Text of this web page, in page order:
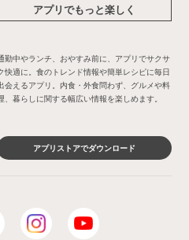
アプリでもっと楽しく
勤中やランチ、おやすみ前に、アプリでサクサ
快適に。食のトレンド情報や簡単レシピに毎日
会えるアプリ。内食・外食問わず、グルメや料
、暮らしに関する幅広い情報を楽しめます。
アプリストアでダウンロード